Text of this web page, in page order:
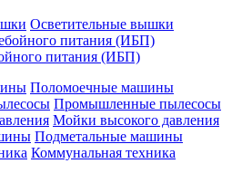
Осветительные вышки
питания (ИБП)
Поломоечные машины
Промышленные пылесосы
Мойки высокого давления
Подметальные машины
Коммунальная техника